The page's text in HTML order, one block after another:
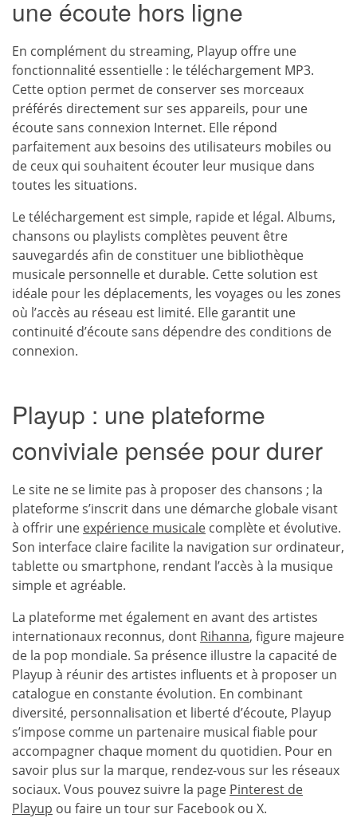
une écoute hors ligne
En complément du streaming, Playup offre une
fonctionnalité essentielle : le téléchargement MP3.
Cette option permet de conserver ses morceaux
préférés directement sur ses appareils, pour une
écoute sans connexion Internet. Elle répond
parfaitement aux besoins des utilisateurs mobiles ou
de ceux qui souhaitent écouter leur musique dans
toutes les situations.
Le téléchargement est simple, rapide et légal. Albums,
chansons ou playlists complètes peuvent être
sauvegardés afin de constituer une bibliothèque
musicale personnelle et durable. Cette solution est
idéale pour les déplacements, les voyages ou les zones
où l’accès au réseau est limité. Elle garantit une
continuité d’écoute sans dépendre des conditions de
connexion.
Playup : une plateforme
conviviale pensée pour durer
Le site ne se limite pas à proposer des chansons ; la
plateforme s’inscrit dans une démarche globale visant
à offrir une expérience musicale complète et évolutive.
Son interface claire facilite la navigation sur ordinateur,
tablette ou smartphone, rendant l’accès à la musique
simple et agréable.
La plateforme met également en avant des artistes
internationaux reconnus, dont Rihanna, figure majeure
de la pop mondiale. Sa présence illustre la capacité de
Playup à réunir des artistes influents et à proposer un
catalogue en constante évolution. En combinant
diversité, personnalisation et liberté d’écoute, Playup
s’impose comme un partenaire musical fiable pour
accompagner chaque moment du quotidien. Pour en
savoir plus sur la marque, rendez-vous sur les réseaux
sociaux. Vous pouvez suivre la page Pinterest de
Playup ou faire un tour sur Facebook ou X.